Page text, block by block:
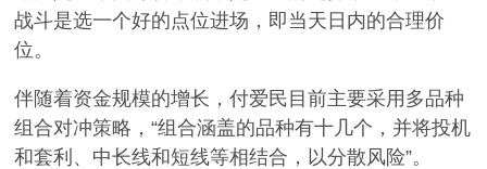
战斗是选一个好的点位进场，即当天日内的合理价
位。
伴随着资金规模的增长，付爱民目前主要采用多品种
组合对冲策略，“组合涵盖的品种有十几个，并将投机
和套利、中长线和短线等相结合，以分散风险”。